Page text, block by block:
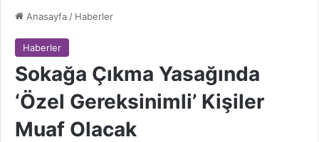
Anasayfa / Haberler
Haberler
Sokağa Çıkma Yasağında
‘Özel Gereksinimli’ Kişiler
Muaf Olacak